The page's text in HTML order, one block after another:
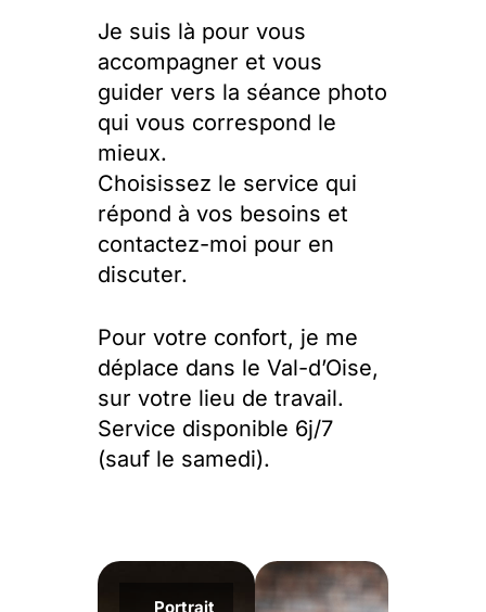
Je suis là pour vous
accompagner et vous
guider vers la séance photo
qui vous correspond le
mieux.
Choisissez le service qui
répond à vos besoins et
contactez-moi pour en
discuter.
Pour votre confort, je me
déplace dans le Val-d’Oise,
sur votre lieu de travail.
Service disponible 6j/7
(sauf le samedi).
Portrait